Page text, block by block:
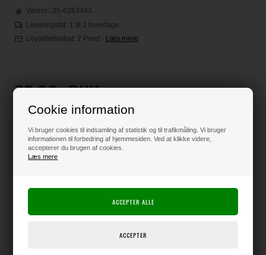
Cookie information
Vi bruger cookies til indsamling af statistik og til trafikmåling. Vi bruger
informationen til forbedring af hjemmesiden. Ved at klikke videre,
accepterer du brugen af cookies.
Læs mere
Varenr.: 35-6263443
Leveringstid: 1 til 2 hverdage
Loyalitetsrabat: 2 Point - Læs mere
75,00DKK